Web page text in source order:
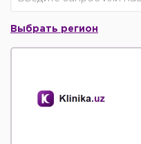
Выбрать регион